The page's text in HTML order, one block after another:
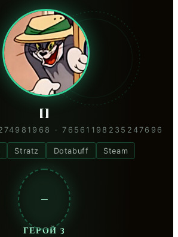
[]
· 76561198235247696
Stratz Dotabuff Steam
—
ГЕРОЙ 3